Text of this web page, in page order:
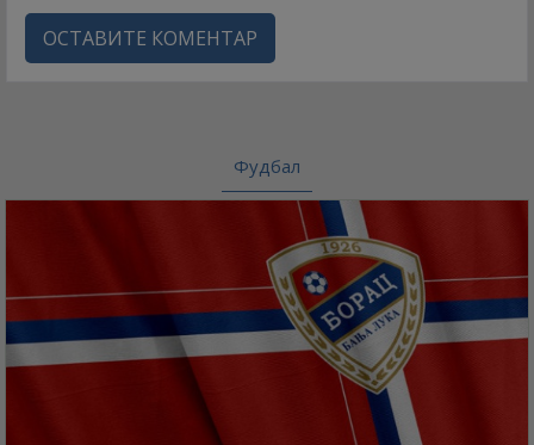
ОСТАВИТЕ КОМЕНТАР
Фудбал